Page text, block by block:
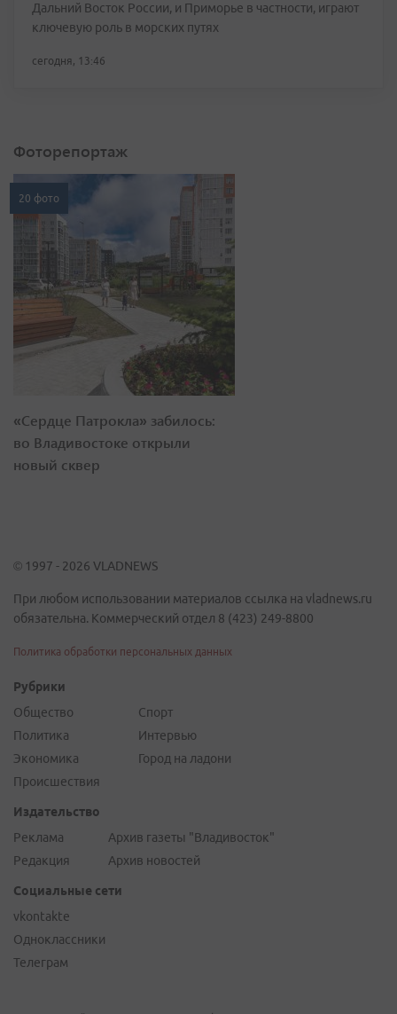
Дальний Восток России, и Приморье в частности, играют
ключевую роль в морских путях
сегодня, 13:46
Фоторепортаж
20 фото
«Сердце Патрокла» забилось:
во Владивостоке открыли
новый сквер
© 1997 - 2026 VLADNEWS
При любом использовании материалов ссылка на vladnews.ru
обязательна. Коммерческий отдел 8 (423) 249-8800
Политика обработки персональных данных
Рубрики
Общество
Политика
Экономика
Происшествия
Спорт
Интервью
Город на ладони
Издательство
Реклама
Редакция
Архив газеты "Владивосток"
Архив новостей
Социальные сети
vkontakte
Одноклассники
Телеграм